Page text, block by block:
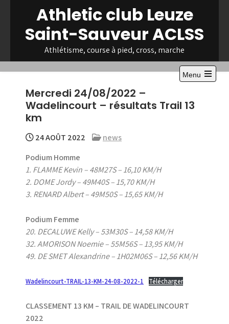
content
Athletic club Leuze
Saint-Sauveur ACLSS
Athlétisme, course à pied, cross, marche
Menu
Open
Mercredi 24/08/2022 –
Wadelincourt – résultats Trail 13
km
24 AOÛT 2022
news
Podium Homme
1. FLAMME Kevin – 48M27S – 16,10 KM/H
2. DOME Jordy – 49M40S – 15,70 KM/H
3. RENARD Albert – 49M50S – 15,65 KM/H
Podium Femme
20. DECALUWE Kelly – 53M30S – 14,58 KM/H
32. AMORISON Noemie – 55M56S – 13,95 KM/H
49. DE SMET Alexandrine – 1H02M06S – 12,56 KM/H
Wadelincourt-TRAIL-13-KM-24-08-2022-1 Télécharger
CLASSEMENT 13 KM – TRAIL DE WADELINCOURT
2022